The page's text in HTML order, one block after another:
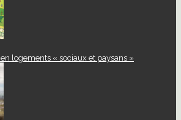
logements « sociaux et paysans »